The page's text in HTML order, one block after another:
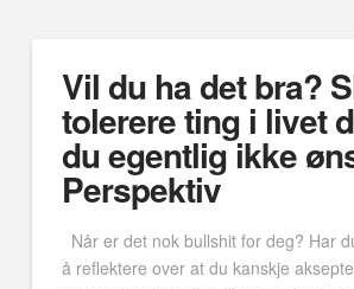
Vil du ha det bra?
tolerere ting i livet
du egentlig ikke
Perspektiv
Når er det nok bullshit for deg? Har
å reflektere over at du kanskje